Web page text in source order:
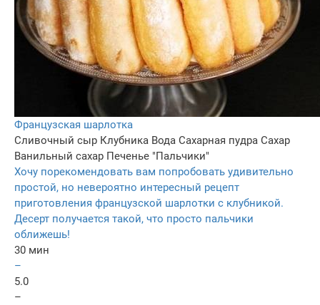
Французская шарлотка
Сливочный сыр Клубника Вода Сахарная пудра Сахар
Ванильный сахар Печенье "Пальчики"
Хочу порекомендовать вам попробовать удивительно
простой, но невероятно интересный рецепт
приготовления французской шарлотки с клубникой.
Десерт получается такой, что просто пальчики
оближешь!
30 мин
–
5.0
–